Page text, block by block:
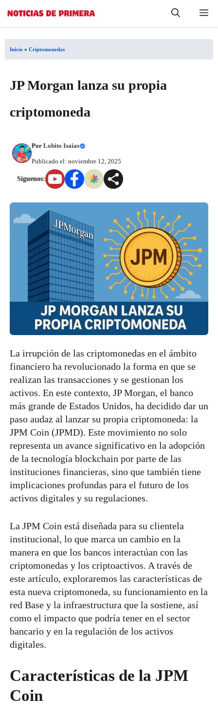
Saltar
contenido
Inicio » Criptomonedas
JP Morgan lanza su propia
criptomoneda
Por Lobito Isaias
Publicado el: noviembre 12, 2025
Síguenos:
La irrupción de las criptomonedas en el ámbito
financiero ha revolucionado la forma en que se
realizan las transacciones y se gestionan los
activos. En este contexto, JP Morgan, el banco
más grande de Estados Unidos, ha decidido dar un
paso audaz al lanzar su propia criptomoneda: la
JPM Coin (JPMD). Este movimiento no solo
representa un avance significativo en la adopción
de la tecnología blockchain por parte de las
instituciones financieras, sino que también tiene
implicaciones profundas para el futuro de los
activos digitales y su regulaciones.
La JPM Coin está diseñada para su clientela
institucional, lo que marca un cambio en la
manera en que los bancos interactúan con las
criptomonedas y los criptoactivos. A través de
este artículo, exploraremos las características de
esta nueva criptomoneda, su funcionamiento en la
red Base y la infraestructura que la sostiene, así
como el impacto que podría tener en el sector
bancario y en la regulación de los activos
digitales.
Características de la JPM
Coin